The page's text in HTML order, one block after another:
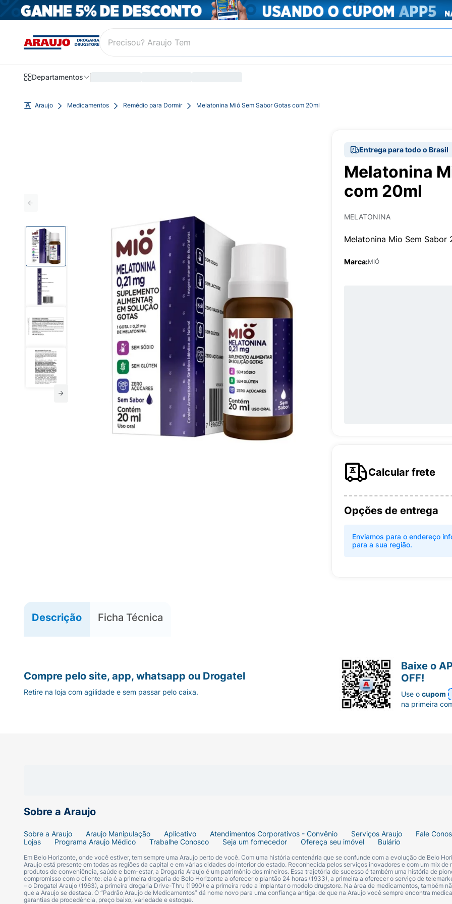
Departamentos
Araujo Medicamentos Remédio para Dormir Melatonina Mió Sem Sabor Gotas com 20ml
Entrega para todo o Brasil
Melatonina
com 20ml
MELATONINA
Melatonina Mio Sem Sabor
Marca:MIÓ
Calcular frete
Opções de entrega
Enviamos para o endereço
para a sua região.
Descrição Ficha Técnica
Sobre a Araujo
Sobre a Araujo Araujo Manipulação Aplicativo Atendimentos Corporativos - Convênio Serviços Araujo
Fale
Lojas
Programa Araujo Médico Trabalhe Conosco Seja um fornecedor Ofereça seu imóvel Bulário
Em Belo Horizonte, onde você estiver, tem sempre uma Araujo perto de você. Com uma história centenária que se confunde com a evolução de Belo
Araujo está presente em todas as regiões da capital e em várias cidades do interior do estado. Reconhecida pelos serviços inovadores e com um mix de
produtos de conveniência, saúde e bem-estar, a Drogaria Araujo é um patrimônio dos mineiros. Essa trajetória de sucesso é também uma história de
compromisso com o cliente: ela é a primeira drogaria de Belo Horizonte a oferecer o plantão 24 horas (1933), a primeira a oferecer o serviço de
– o Drogatel Araujo (1963), a primeira drogaria Drive-Thru (1990) e a primeira rede a implantar o modelo drugstore. Na área de medicamentos, também
que a Araujo se destaca. O “Padrão Araujo de Medicamentos” dá nome novo para uma confiança antiga: de que na Araujo você sempre encontra
garantias de procedência, preço baixo, variedade e estoque.
Compre pelo site, app, whatsapp ou Drogatel
Retire na loja com agilidade e sem passar pelo caixa.
Baixe o
OFF!
Use ocupom
na primeira